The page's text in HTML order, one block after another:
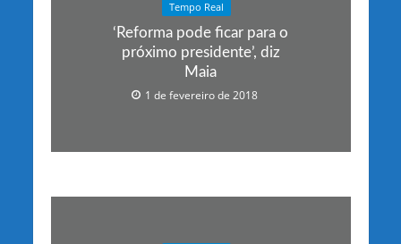
Tempo Real
‘Reforma pode ficar para o
próximo presidente’, diz
Maia
1 de fevereiro de 2018